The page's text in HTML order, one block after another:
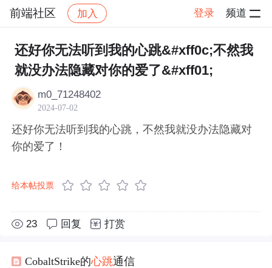
前端社区 加入 登录 频道
社区 前端社区 感慨 帖子详情
还好你无法听到我的心跳&#xff0c;不然我
就没办法隐藏对你的爱了&#xff01;
m0_71248402
2024-07-02
还好你无法听到我的心跳，不然我就没办法隐藏对
你的爱了！
给本帖投票
23 回复 打赏
CobaltStrike的心跳通信